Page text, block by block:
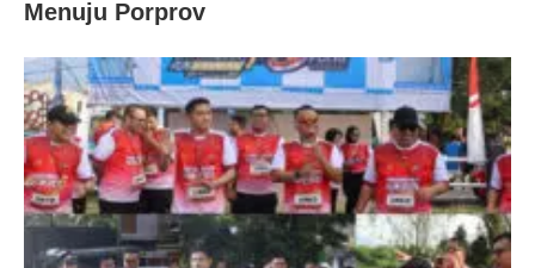
Menuju Porprov